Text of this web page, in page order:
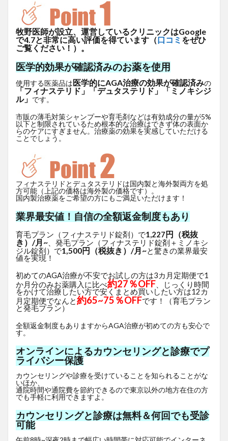
牧野医師が設立、運営しているクリニックはGoogle
で4.7と非常に高い評価を得ています（口コミ をぜひ
ご覧ください！）。
医学的効果が確認済みのお薬を使用
使用する医薬品は医学的にAGA治療の効果が確認済みの
「フィナステリド」「デュタステリド」「ミノキシジ
ル」 です。
市販の薄毛対策シャンプーや育毛剤などは有効成分の量が5%
以下と制限されているため根本的な治療はできず体の表面か
らのケアにすぎません。治療薬の効果を実感していただける
ことでしょう。
フィナステリドとデュタステリドは国内製と海外製両方を処
方可能（上記の価格は海外製の価格です）。
国内製治療薬をご希望の方にもご満足いただけます！
業界最安値！自信の全額返金制度もあり
育毛プラン（フィナステリド錠剤）で1,227 円（税抜
き）/月~ 、発毛プラン（フィナステリド錠剤＋ミノキシ
ジル錠剤）で1,500円（税抜き）/月~と驚きの業界最安
値を実現！
初めてのAGA治療が不安でお試しの方は3カ月定期便で1
か月分のみお薬購入に比べ約27％OFF 、じっくり時間
をかけて治療したい方で安くまとめ買いしたい方は12カ
月定期便でなんと約65~75％OFFです！（育毛プラン
と発毛プラン）
全額返金制度もありますからAGA治療が初めての方も安心で
す。
オンラインによるカウンセリングと診療でプ
ライバシー保護
カウンセリングや診療を受けていることを知られることがな
いほか、
通院時間や通院費を節約できるので東京以外の地方在住の方
でも手軽に利用できますよ。
カウンセリングと診療は無料＆何回でも受診
可能